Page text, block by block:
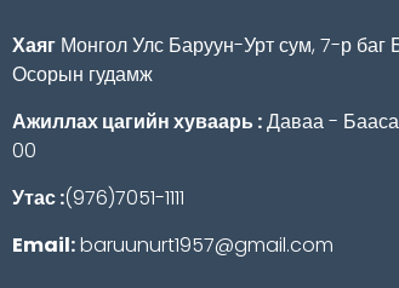
Хаяг Монгол Улс Баруун-Урт сум, 7-р баг
Осорын гудамж
Ажиллах цагийн хуваарь :Даваа -
00
Утас :(976)7051-1111
Email:baruunurt1957@gmail.com